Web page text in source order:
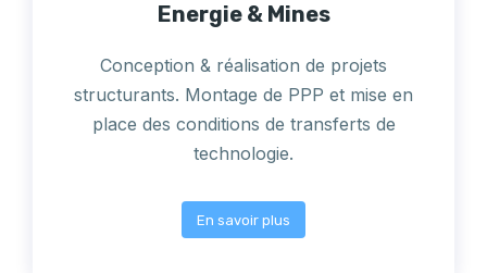
Energie & Mines
Conception & réalisation de projets
structurants. Montage de PPP et mise en
place des conditions de transferts de
technologie.
En savoir plus